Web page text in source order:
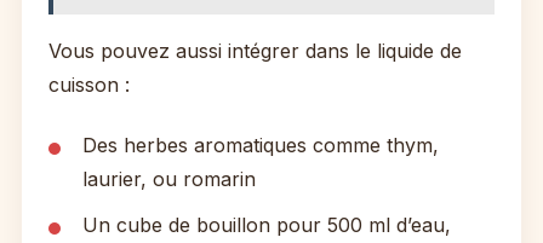
Vous pouvez aussi intégrer dans le liquide de
cuisson :
Des herbes aromatiques comme thym,
laurier, ou romarin
Un cube de bouillon pour 500 ml d’eau,